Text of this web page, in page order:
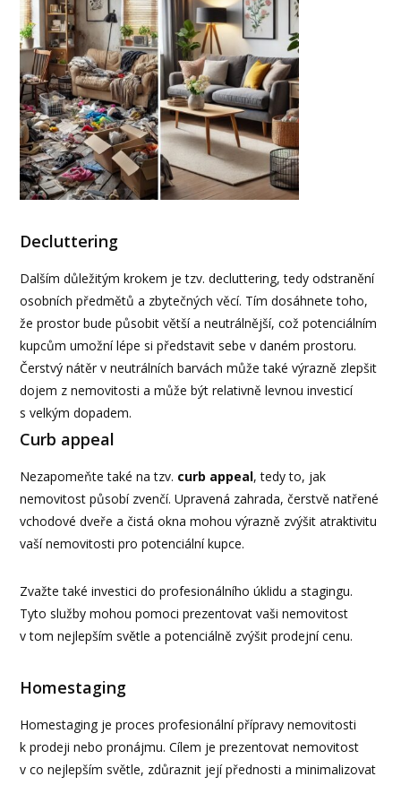
Decluttering
Dalším důležitým krokem je tzv. decluttering, tedy odstranění
osobních předmětů a zbytečných věcí. Tím dosáhnete toho,
že prostor bude působit větší a neutrálnější, což potenciálním
kupcům umožní lépe si představit sebe v daném prostoru.
Čerstvý nátěr v neutrálních barvách může také výrazně zlepšit
dojem z nemovitosti a může být relativně levnou investicí
s velkým dopadem.
Curb appeal
Nezapomeňte také na tzv. curb appeal, tedy to, jak
nemovitost působí zvenčí. Upravená zahrada, čerstvě natřené
vchodové dveře a čistá okna mohou výrazně zvýšit atraktivitu
vaší nemovitosti pro potenciální kupce.
Zvažte také investici do profesionálního úklidu a stagingu.
Tyto služby mohou pomoci prezentovat vaši nemovitost
v tom nejlepším světle a potenciálně zvýšit prodejní cenu.
Homestaging
Homestaging je proces profesionální přípravy nemovitosti
k prodeji nebo pronájmu. Cílem je prezentovat nemovitost
v co nejlepším světle, zdůraznit její přednosti a minimalizovat